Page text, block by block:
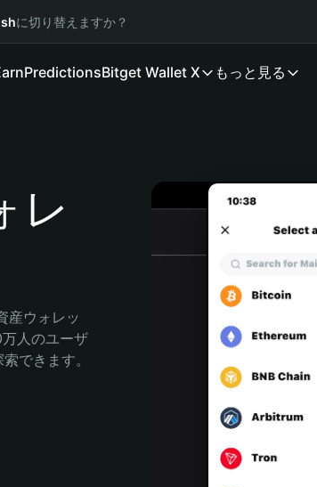
に切り替えますか？
PredictionsBitget Wallet X もっと見る
レ
産ウォレッ
人のユーザ
できます。